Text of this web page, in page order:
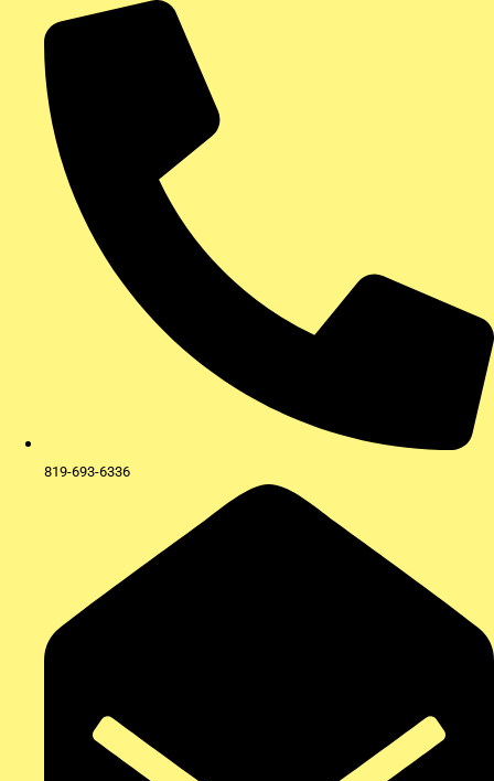
contenu
819-693-6336